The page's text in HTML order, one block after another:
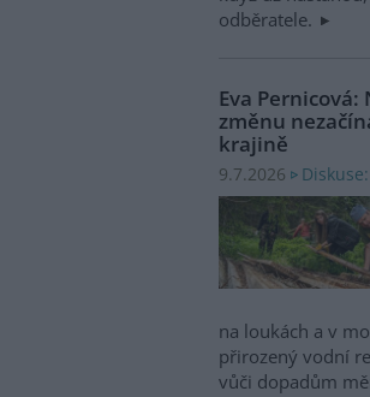
odběratele.
Eva
změnu
krajině
9.7.2026
na loukách a v
přirozený vodní
vůči dopadům